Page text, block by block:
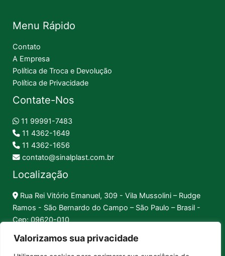
Valorizamos sua privacidade
Menu Rápido
Contato
A Empresa
Política de Troca e Devolução
Política de Privacidade
Contate-Nos
11 99991-7483
11 4362-1649
11 4362-1656
contato@sinalplast.com.br
Localização
Rua Rei Vitório Emanuel, 309 - Vila Mussolini – Rudge
Ramos - São Bernardo do Campo – São Paulo – Brasil -
Cep: 09620-010